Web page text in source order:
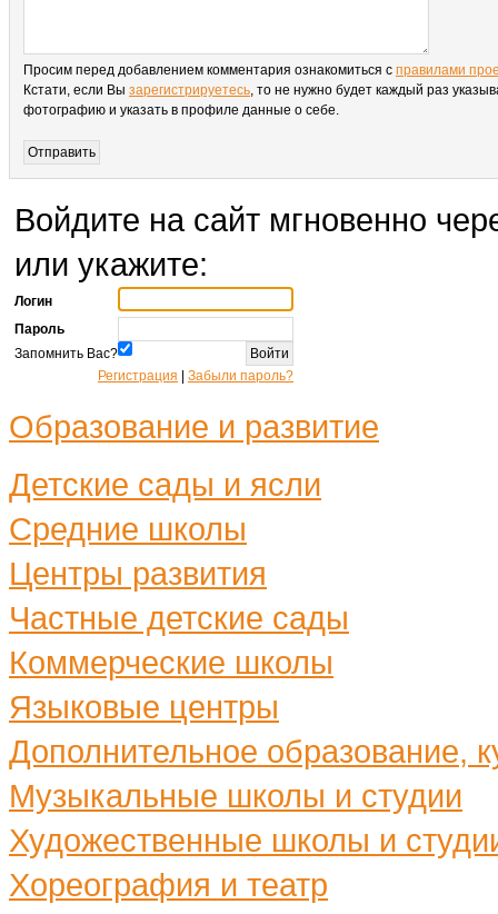
Просим перед добавлением комментария ознакомиться с правилами
Кстати, если Вы зарегистрируетесь, то не нужно будет каждый раз
фотографию и указать в профиле данные о себе.
Войдите на сайт мгновенно
или укажите:
Логин
Пароль
Запомнить Вас?
Регистрация
Забыли пароль?
Образование и развитие
Детские сады и ясли
Средние школы
Центры развития
Частные детские сады
Коммерческие школы
Языковые центры
Дополнительное образование,
Музыкальные школы и студии
Художественные школы и
Хореография и театр